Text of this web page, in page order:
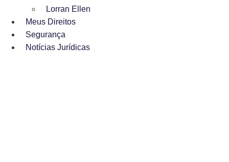
Lorran Ellen
Meus Direitos
Segurança
Notícias Jurídicas